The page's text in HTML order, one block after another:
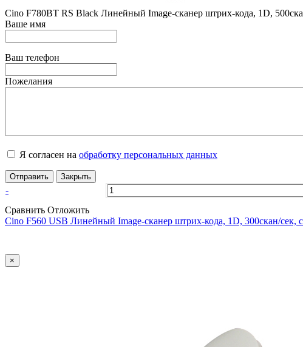
Cino F780BT RS Black Линейный Image-сканер штрих-кода, 1D,
Ваше имя
Ваш телефон
Пожелания
Я согласен на обработку персональных данных
Отправить Закрыть
-
Сравнить Отложить
Cino F560 USB Линейный Image-сканер штрих-кода, 1D, 300скан/сек,
×